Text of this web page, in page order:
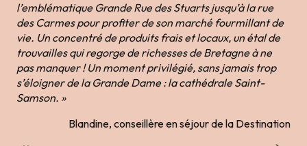
l’emblématique Grande Rue des Stuarts jusqu’à la rue
des Carmes pour profiter de son marché fourmillant de
vie. Un concentré de produits frais et locaux, un étal de
trouvailles qui regorge de richesses de Bretagne à ne
pas manquer ! Un moment privilégié, sans jamais trop
s’éloigner de la Grande Dame : la cathédrale Saint-
Samson. »
Blandine, conseillère en séjour de la Destination